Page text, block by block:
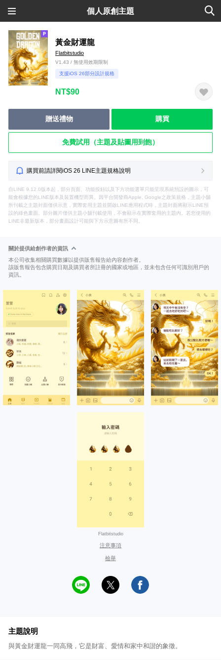
個人原創主題
黃金財運龍
Flatbitstudio
V1.43 / 無使用效期限制
支援iOS 26部分設計規格
NT$90
贈送禮物 購買
免費試用（主題及貼圖用到飽）
購買前請詳閱iOS 26 LINE主題規格說明
自LINE 9.12.0版本起，部分頁面、功能按鈕以及下方功能選單只能呈現系統預設的圖示，可
能會根據您的LINE版本及裝置機型而異。因平台開發商Apple, Google之政策規格，主題小舖
所刊載之主題封面僅供示意，實際套用主題並開啟LINE應用程式時，主題封面將顯示LINE預
設的綠色畫面。部分圖片僅供主題小舖刊載使用，不會顯示在實際套用的主題內。若您使用的
LINE非最新版本，部分畫面設計可能與下方示意圖有所不同。
關於提供給創作者的資訊
本公司收集相關購買數據以提供販售報告給內容創作者。
該販售報告包含購買日期及購買者所註冊的國家或地區，並未包含任何可識別用戶的
資訊。
Flatbitstudio
注意事項
檢舉
主題說明
與黃金財運龍一同高飛，它是財富、愛情和家中和諧的象徵。